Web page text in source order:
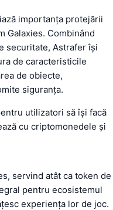
importanța protejării
Galaxies. Combinând
securitate, Astrafer își
de caracteristicile
de obiecte,
siguranța.
utilizatori să își facă
cu criptomonedele și
servind atât ca token de
pentru ecosistemul
experiența lor de joc.